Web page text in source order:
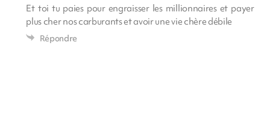
Et toi tu paies pour engraisser les millionnaires et payer
plus cher nos carburants et avoir une vie chère débile
Répondre